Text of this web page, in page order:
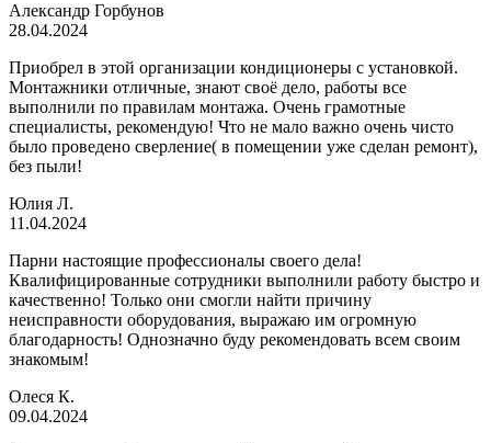
Александр Горбунов
28.04.2024
Приобрел в этой организации кондиционеры с установкой.
Монтажники отличные, знают своё дело, работы все
выполнили по правилам монтажа. Очень грамотные
специалисты, рекомендую! Что не мало важно очень чисто
было проведено сверление( в помещении уже сделан ремонт),
без пыли!
Юлия Л.
11.04.2024
Парни настоящие профессионалы своего дела!
Квалифицированные сотрудники выполнили работу быстро и
качественно! Только они смогли найти причину
неисправности оборудования, выражаю им огромную
благодарность! Однозначно буду рекомендовать всем своим
знакомым!
Олеся К.
09.04.2024